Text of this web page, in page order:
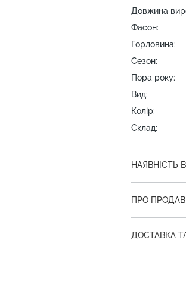
Довжина
Фасон:
Горловина:
Сезон:
Пора року:
Вид:
Колір:
Склад:
НАЯВНІСТЬ
ПРО
ДОСТАВКА